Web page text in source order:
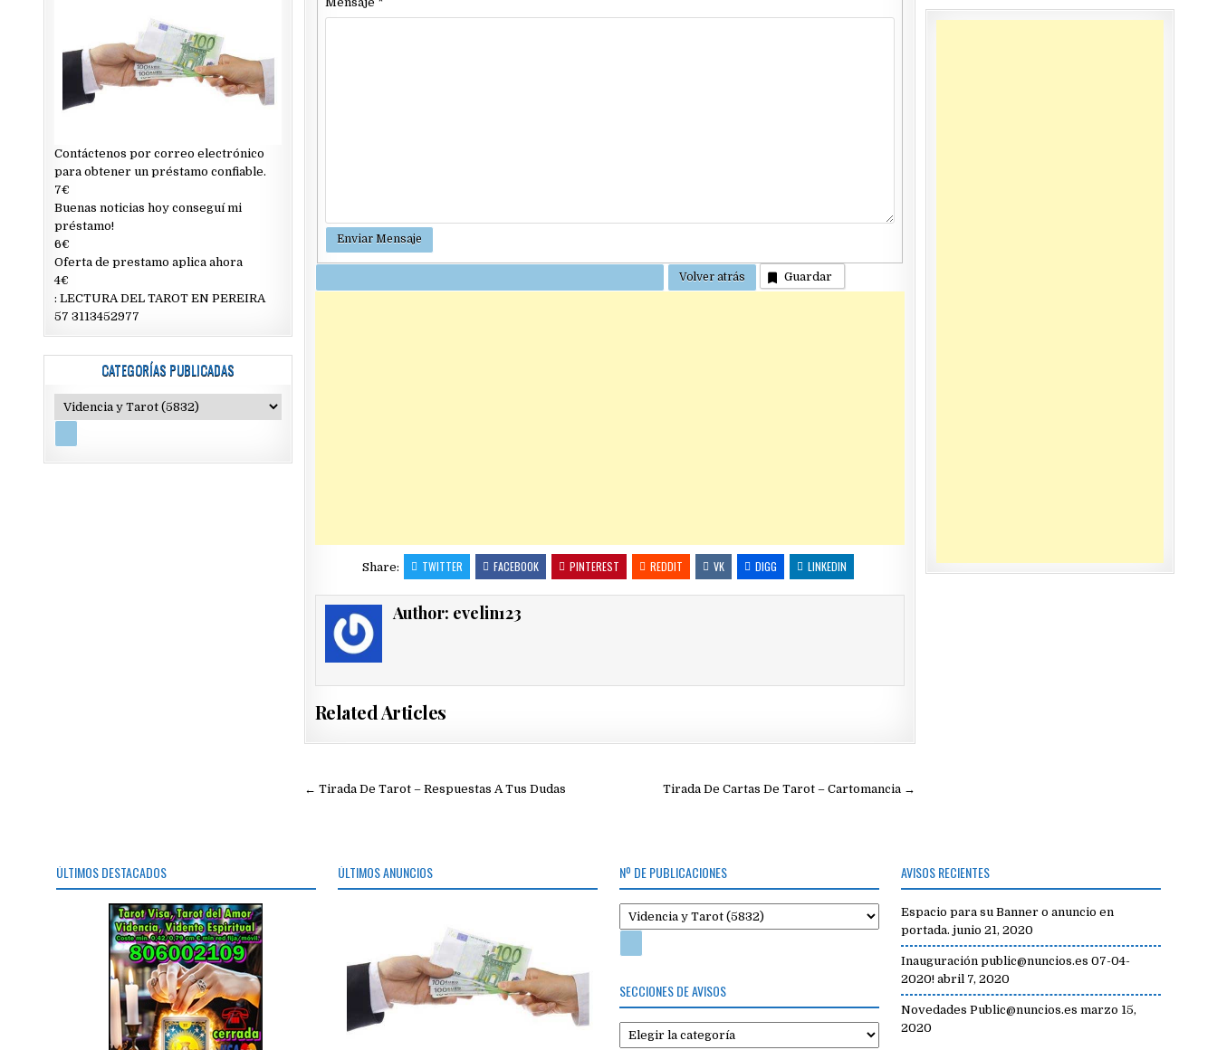
Guardar
Share: TWITTER FACEBOOK PINTEREST REDDIT VK DIGG LINKEDIN
Author: evelin123
Related Articles
Navegación
← Tirada De Tarot – Respuestas A Tus Dudas Tirada De Cartas De Tarot – Cartomancia →
Contáctenos por correo electrónico
para obtener un préstamo confiable.
7€
Buenas noticias hoy conseguí mi
préstamo!
6€
Oferta de prestamo aplica ahora
4€
: LECTURA DEL TAROT EN PEREIRA
57 3113452977
CATEGORÍAS PUBLICADAS
ÚLTIMOS DESTACADOS ÚLTIMOS ANUNCIOS Nº DE PUBLICACIONES
SECCIONES DE AVISOS
Secciones
AVISOS RECIENTES
Espacio para su Banner o anuncio en
portada. junio 21, 2020
Inauguración public@nuncios.es 07-04-
2020! abril 7, 2020
Novedades Public@nuncios.es marzo 15,
2020